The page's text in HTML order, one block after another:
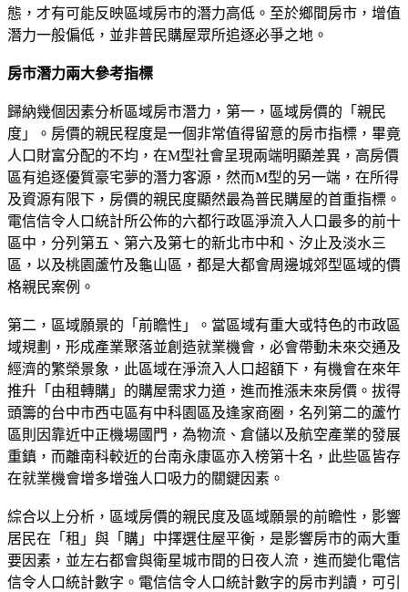
態，才有可能反映區域房市的潛力高低。至於鄉間房市，增值
潛力一般偏低，並非普民購屋眾所追逐必爭之地。
房市潛力兩大參考指標
歸納幾個因素分析區域房市潛力，第一，區域房價的「親民
度」。房價的親民程度是一個非常值得留意的房市指標，畢竟
人口財富分配的不均，在M型社會呈現兩端明顯差異，高房價
區有追逐優質豪宅夢的潛力客源，然而M型的另一端，在所得
及資源有限下，房價的親民度顯然最為普民購屋的首重指標。
電信信令人口統計所公佈的六都行政區淨流入人口最多的前十
區中，分列第五、第六及第七的新北市中和、汐止及淡水三
區，以及桃園蘆竹及龜山區，都是大都會周邊城郊型區域的價
格親民案例。
第二，區域願景的「前瞻性」。當區域有重大或特色的市政區
域規劃，形成產業聚落並創造就業機會，必會帶動未來交通及
經濟的繁榮景象，此區域在淨流入人口超額下，有機會在來年
推升「由租轉購」的購屋需求力道，進而推漲未來房價。拔得
頭籌的台中市西屯區有中科園區及逢家商圈，名列第二的蘆竹
區則因靠近中正機場國門，為物流、倉儲以及航空產業的發展
重鎮，而離南科較近的台南永康區亦入榜第十名，此些區皆存
在就業機會增多增強人口吸力的關鍵因素。
綜合以上分析，區域房價的親民度及區域願景的前瞻性，影響
居民在「租」與「購」中擇選住屋平衡，是影響房市的兩大重
要因素，並左右都會與衛星城市間的日夜人流，進而變化電信
信令人口統計數字。電信信令人口統計數字的房市判讀，可引